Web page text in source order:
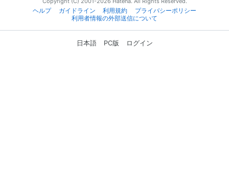
ヘルプ
ガイドライン 利用規約
プライバシーポリシー
利用者情報の外部送信について
日本語 PC版 ログイン